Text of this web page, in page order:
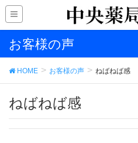
お客様の声
HOME お客様の声 ねばねば感
ねばねば感